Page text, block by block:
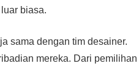
biasa.
sama dengan tim desainer.
mereka. Dari pemilihan